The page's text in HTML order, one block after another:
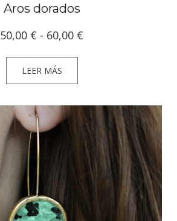
Aros dorados
50,00 € - 60,00 €
hasta
60,00 €
LEER MÁS